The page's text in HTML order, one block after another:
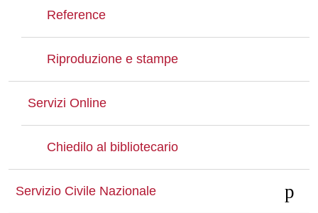
Reference
Riproduzione e stampe
Servizi Online
Chiedilo al bibliotecario
Servizio Civile Nazionale